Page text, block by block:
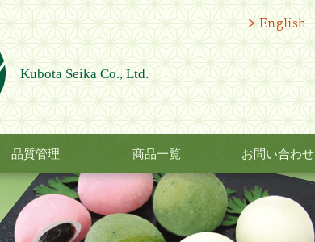
Kubota Seika Co., Ltd.
品質管理 商品一覧 お問い合わせ